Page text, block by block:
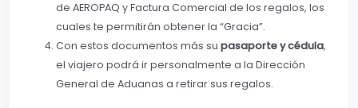
de AEROPAQ y Factura Comercial de los regalos, los
cuales te permitirán obtener la “Gracia”.
Con estos documentos más su pasaporte y cédula,
el viajero podrá ir personalmente a la Dirección
General de Aduanas a retirar sus regalos.